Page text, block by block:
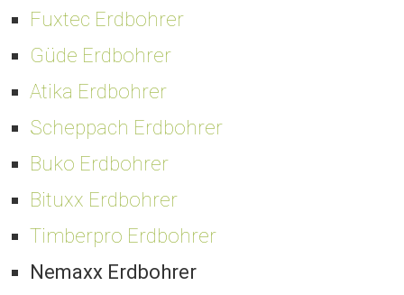
Fuxtec Erdbohrer
Güde Erdbohrer
Atika Erdbohrer
Scheppach Erdbohrer
Buko Erdbohrer
Bituxx Erdbohrer
Timberpro Erdbohrer
Nemaxx Erdbohrer